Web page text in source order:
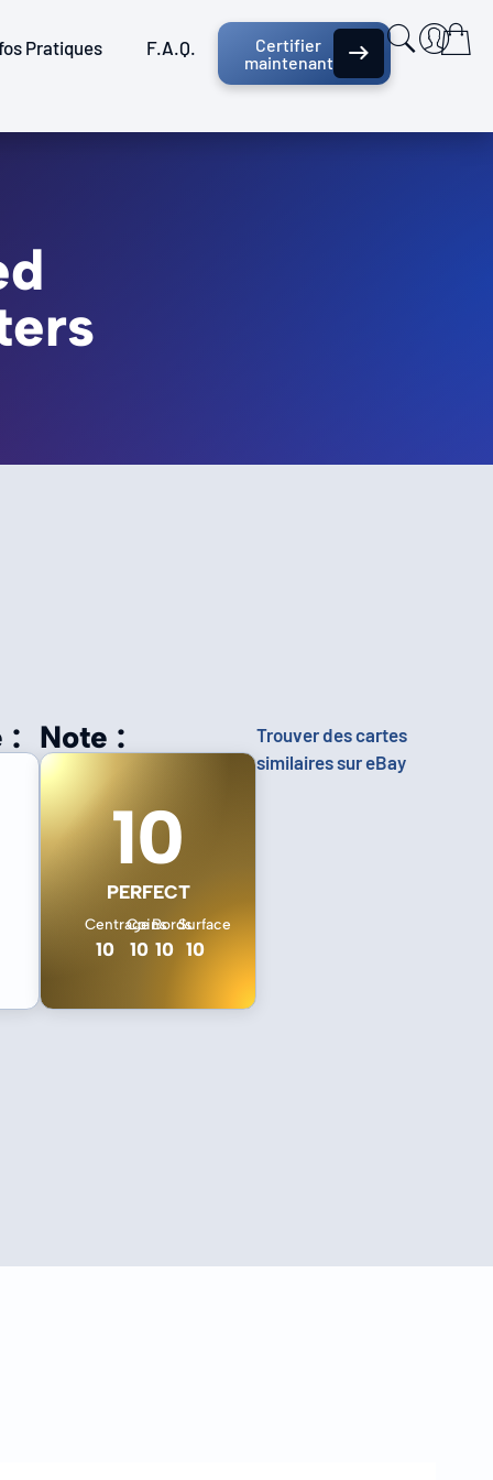
Pratiques F.A.Q.
Certifier
maintenant
: Note :
10
PERFECT
Centrage
10
Coins
10
Bords
10
Surface
10
Trouver des cartes
similaires sur eBay